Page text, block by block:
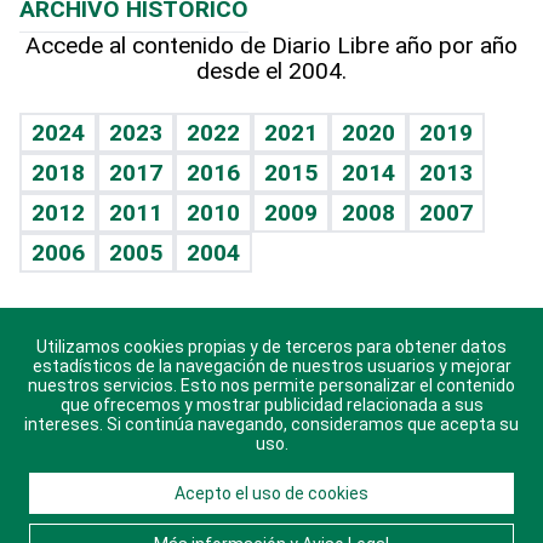
Hablando con el pediatra
Vida y familia
Eñe
Celebrando la vida
Sin complejos
En pocas palabras
Escuchando al corazón
Economía Personal
Línea de hit
TBT Deportivo
Más firmas
Hecho en casa
Guía del dinero
Cumpleaños
Horóscopos
Crucigramas
ARCHIVO HISTÓRICO
Accede al contenido de Diario Libre año por año
desde el 2004.
2024 2023 2022 2021 2020
2019
2018
2017 2016 2015 2014
2013
2012
2011 2010 2009 2008
2007
2006
2005 2004
Descarga nuestras aplicaciones para Android, iOS y
sistema Huawei.
© 2021 Diario Libre, todos los derechos reservados.
Utilizamos cookies propias y de terceros para obtener datos
estadísticos de la navegación de nuestros usuarios y mejorar
nuestros servicios. Esto nos permite personalizar el contenido
que ofrecemos y mostrar publicidad relacionada a sus
intereses. Si continúa navegando, consideramos que acepta su
uso.
Acepto el uso de cookies